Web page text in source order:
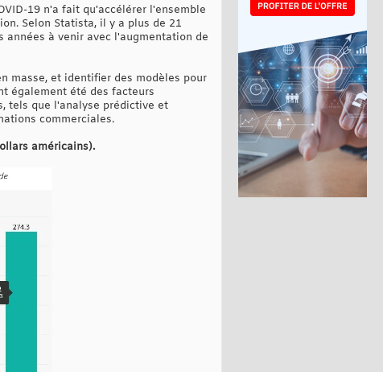
19 n'a fait qu'accélérer l'ensemble
Selon Statista, il y a plus de 21
à venir avec l'augmentation de
masse, et identifier des modèles pour
également été des facteurs
tels que l'analyse prédictive et
commerciales.
américains).